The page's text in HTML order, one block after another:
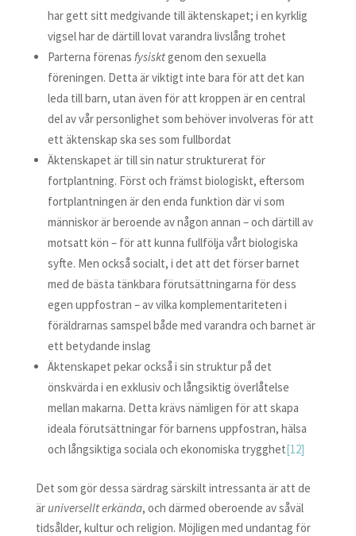
har gett sitt medgivande till äktenskapet; i en kyrklig
vigsel har de därtill lovat varandra livslång trohet
Parterna förenas fysisktgenom den sexuella
föreningen. Detta är viktigt inte bara för att det kan
leda till barn, utan även för att kroppen är en central
del av vår personlighet som behöver involveras för att
ett äktenskap ska ses som fullbordat
Äktenskapet är till sin natur strukturerat för
fortplantning. Först och främst biologiskt, eftersom
fortplantningen är den enda funktion där vi som
människor är beroende av någon annan – och därtill av
motsatt kön – för att kunna fullfölja vårt biologiska
syfte. Men också socialt, i det att det förser barnet
med de bästa tänkbara förutsättningarna för dess
egen uppfostran – av vilka komplementariteten i
föräldrarnas samspel både med varandra och barnet är
ett betydande inslag
Äktenskapet pekar också i sin struktur på det
önskvärda i en exklusiv och långsiktig överlåtelse
mellan makarna. Detta krävs nämligen för att skapa
ideala förutsättningar för barnens uppfostran, hälsa
och långsiktiga sociala och ekonomiska trygghet[12]
Det som gör dessa särdrag särskilt intressanta är att de
är universellt erkända, och därmed oberoende av såväl
tidsålder, kultur och religion. Möjligen med undantag för